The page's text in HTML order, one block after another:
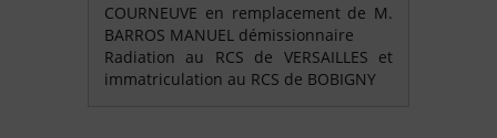
COURNEUVE en remplacement de M.
BARROS MANUEL démissionnaire
Radiation au RCS de VERSAILLES et
immatriculation au RCS de BOBIGNY